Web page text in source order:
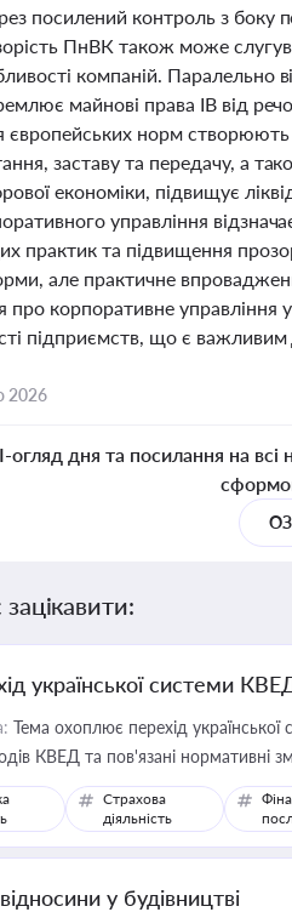
посилений контроль з боку
ПнВК також може
компаній.
майнові права ІВ від
європейських норм
заставу та передачу, а
економіки, підвищує
управління
практик та підвищення
але практичне
про корпоративне
підприємств, що є
2026
дня та посилання на всі
української системи
Тема охоплює перехід української
КВЕД та пов'язані нормативні
Страхова
діяльність
у будівництві